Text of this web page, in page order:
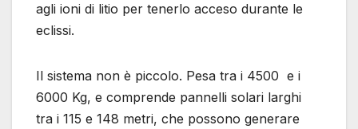
agli ioni di litio per tenerlo acceso durante le
eclissi.
Il sistema non è piccolo. Pesa tra i 4500 e i
6000 Kg, e comprende pannelli solari larghi
tra i 115 e 148 metri, che possono generare